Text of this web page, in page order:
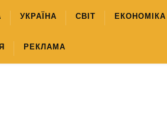
УКРАЇНА СВІТ ЕКОНОМІКА
РЕКЛАМА